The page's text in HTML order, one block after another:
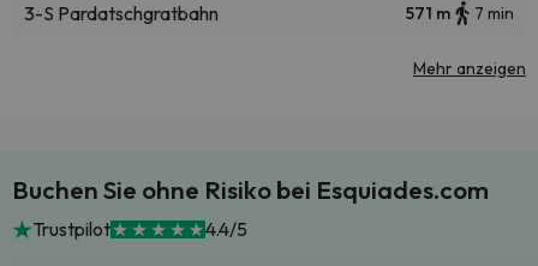
3-S Pardatschgratbahn 571 m 7 min
Mehr anzeigen
Buchen Sie ohne Risiko bei Esquiades.com
Trustpilot 4.4/5